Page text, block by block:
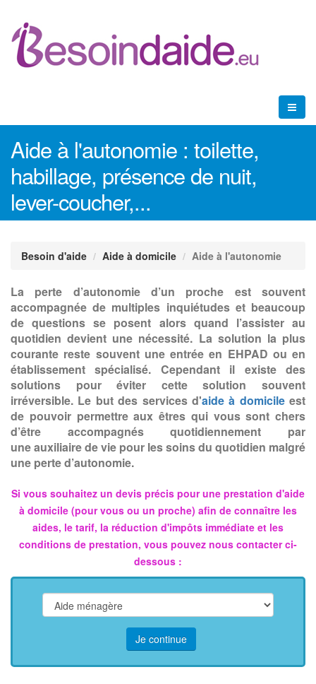
Aide à l'autonomie : toilette,
habillage, présence de nuit,
lever-coucher,...
Besoin d'aide Aide à domicile Aide à l'autonomie
La perte d’autonomie d’un proche est souvent
accompagnée de multiples inquiétudes et beaucoup
de questions se posent alors quand l’assister au
quotidien devient une nécessité. La solution la plus
courante reste souvent une entrée en EHPAD ou en
établissement spécialisé. Cependant il existe des
solutions pour éviter cette solution souvent
irréversible. Le but des services d'aide à domicileest
de pouvoir permettre aux êtres qui vous sont chers
d’être accompagnés quotidiennement par
une auxiliaire de vie pour les soins du quotidien malgré
une perte d’autonomie.
Si vous souhaitez un devis précis pour une prestation d'aide
à domicile (pour vous ou un proche) afin de connaître les
aides, le tarif, la réduction d'impôts immédiate et les
conditions de prestation, vous pouvez nous contacter ci-
dessous :
Je continue